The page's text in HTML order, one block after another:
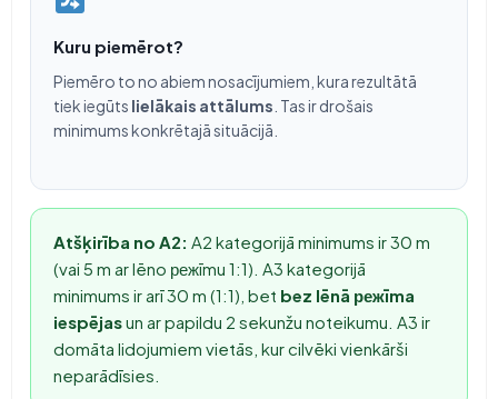
Kuru piemērot?
Piemēro to no abiem nosacījumiem, kura rezultātā
tiek iegūts lielākais attālums . Tas ir drošais
minimums konkrētajā situācijā.
Atšķirība no A2: A2 kategorijā minimums ir 30 m
(vai 5 m ar lēno режīmu 1:1). A3 kategorijā
minimums ir arī 30 m (1:1), bet bez lēnā режīma
iespējasun ar papildu 2 sekunžu noteikumu. A3 ir
domāta lidojumiem vietās, kur cilvēki vienkārši
neparādīsies.